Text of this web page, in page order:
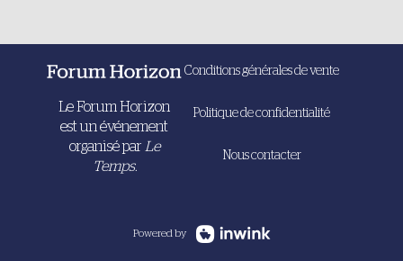
Le Forum Horizon
est un événement
organisé par Le
Temps.
Conditions générales de vente
Politique de confidentialité
Nous contacter
Powered by